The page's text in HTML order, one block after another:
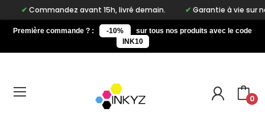
avant 15h, livré demain. Garantie à vie sur notre
Première commande ? : -10%
sur tous nos produits avec le code
INK10
0